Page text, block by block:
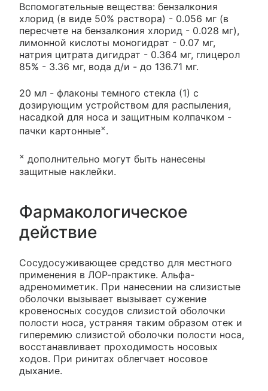
Вспомогательные вещества: бензалкония
хлорид (в виде 50% раствора) - 0.056 мг (в
пересчете на бензалкония хлорид - 0.028 мг),
лимонной кислоты моногидрат - 0.07 мг,
натрия цитрата дигидрат - 0.364 мг, глицерол
85% - 3.36 мг, вода д/и - до 136.71 мг.
20 мл - флаконы темного стекла (1) с
дозирующим устройством для распыления,
насадкой для носа и защитным колпачком -
пачки картонные×.
× дополнительно могут быть нанесены
защитные наклейки.
Фармакологическое
действие
Сосудосуживающее средство для местного
применения в ЛОР-практике. Альфа-
адреномиметик. При нанесении на слизистые
оболочки вызывает вызывает сужение
кровеносных сосудов слизистой оболочки
полости носа, устраняя таким образом отек и
гиперемию слизистой оболочки полости носа,
восстанавливает проходимость носовых
ходов. При ринитах облегчает носовое
дыхание.